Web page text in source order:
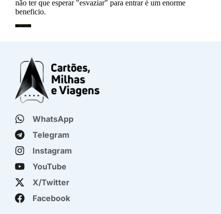
WhatsApp
Telegram
Instagram
YouTube
X/Twitter
Facebook